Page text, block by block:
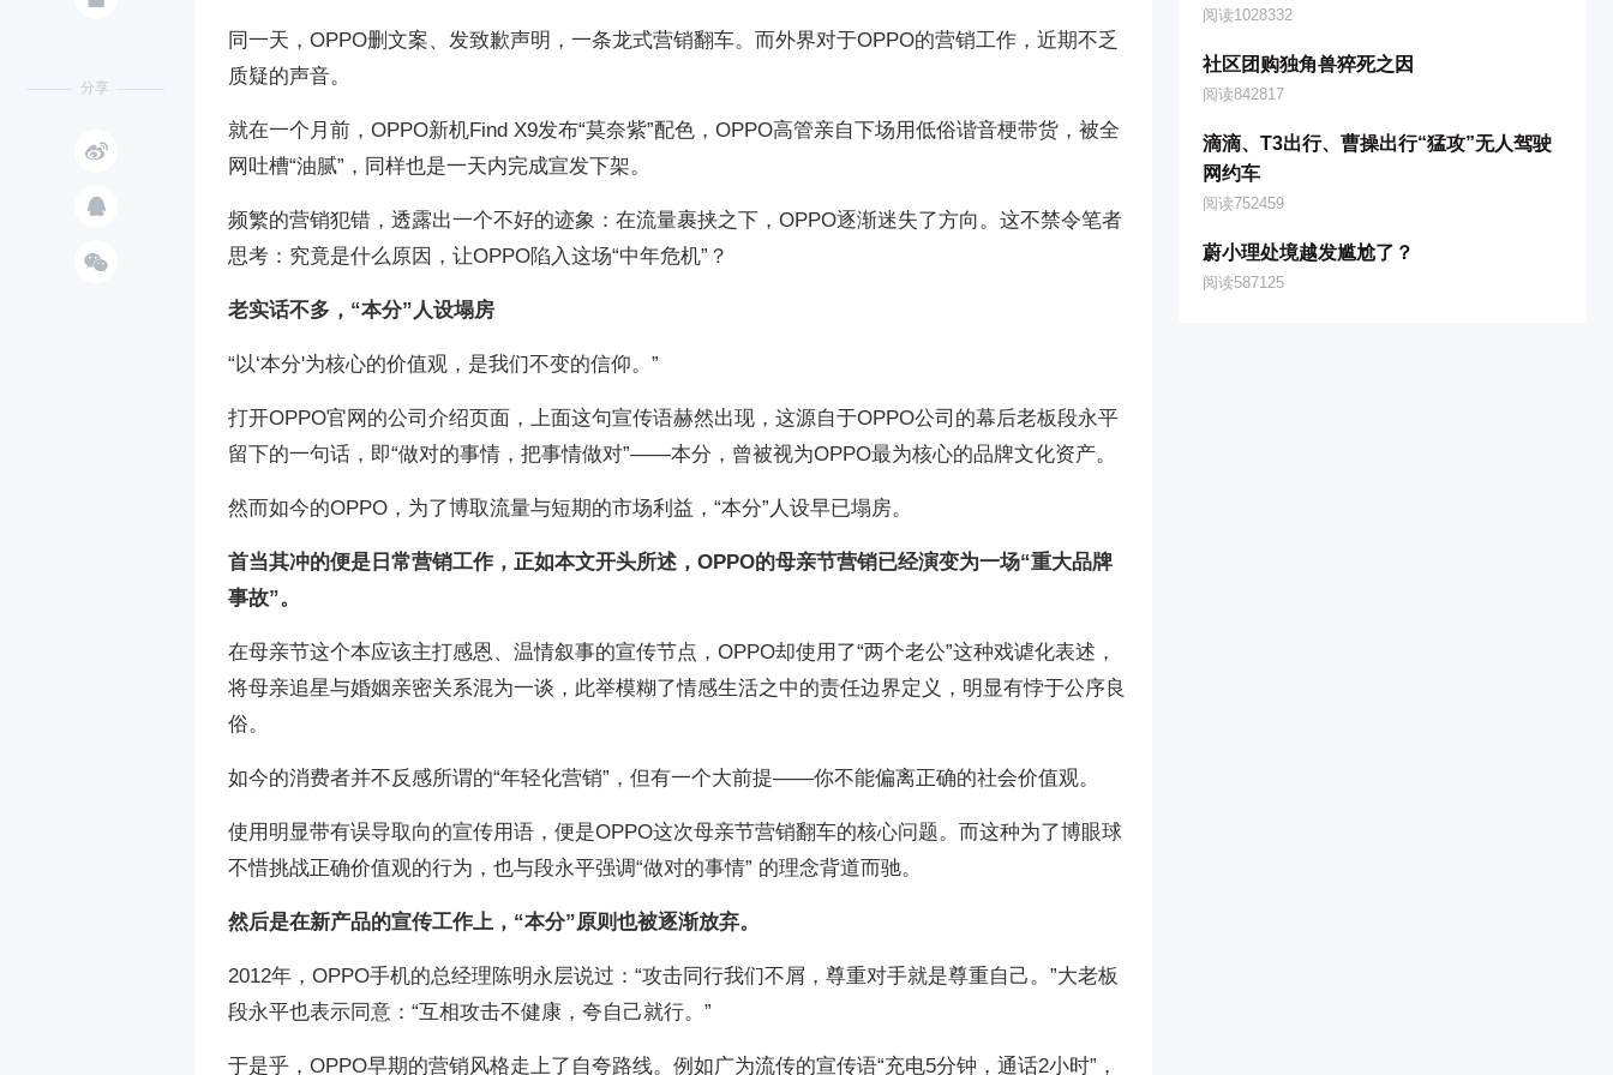
分享



同一天，OPPO删文案、发致歉声明，一条龙式营销翻车。而外界对于OPPO的营销工作，近期不乏
质疑的声音。
就在一个月前，OPPO新机Find X9发布“莫奈紫”配色，OPPO高管亲自下场用低俗谐音梗带货，被全
网吐槽“油腻”，同样也是一天内完成宣发下架。
频繁的营销犯错，透露出一个不好的迹象：在流量裹挟之下，OPPO逐渐迷失了方向。这不禁令笔者
思考：究竟是什么原因，让OPPO陷入这场“中年危机”？
老实话不多，“本分”人设塌房
“以‘本分'为核心的价值观，是我们不变的信仰。”
打开OPPO官网的公司介绍页面，上面这句宣传语赫然出现，这源自于OPPO公司的幕后老板段永平
留下的一句话，即“做对的事情，把事情做对”——本分，曾被视为OPPO最为核心的品牌文化资产。
然而如今的OPPO，为了博取流量与短期的市场利益，“本分”人设早已塌房。
首当其冲的便是日常营销工作，正如本文开头所述，OPPO的母亲节营销已经演变为一场“重大品牌
事故”。
在母亲节这个本应该主打感恩、温情叙事的宣传节点，OPPO却使用了“两个老公”这种戏谑化表述，
将母亲追星与婚姻亲密关系混为一谈，此举模糊了情感生活之中的责任边界定义，明显有悖于公序良
俗。
如今的消费者并不反感所谓的“年轻化营销”，但有一个大前提——你不能偏离正确的社会价值观。
使用明显带有误导取向的宣传用语，便是OPPO这次母亲节营销翻车的核心问题。而这种为了博眼球
不惜挑战正确价值观的行为，也与段永平强调“做对的事情” 的理念背道而驰。
然后是在新产品的宣传工作上，“本分”原则也被逐渐放弃。
2012年，OPPO手机的总经理陈明永层说过：“攻击同行我们不屑，尊重对手就是尊重自己。”大老板
段永平也表示同意：“互相攻击不健康，夸自己就行。”
于是乎，OPPO早期的营销风格走上了自夸路线。例如广为流传的宣传语“充电5分钟，通话2小时”，
阅读1028332
社区团购独角兽猝死之因
阅读842817
滴滴、T3出行、曹操出行“猛攻”无人驾驶
网约车
阅读752459
蔚小理处境越发尴尬了？
阅读587125